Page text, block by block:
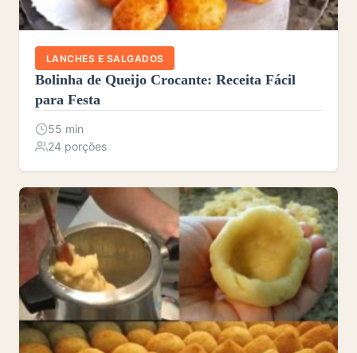
LANCHES E SALGADOS
Bolinha de Queijo Crocante: Receita Fácil
para Festa
55 min
24 porções